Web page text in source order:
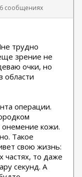
сообщениях
трудно
зрение не
очки, но
области
операции.
онемение кожи.
Такое
свою жизнь:
частях, то даже
секунд. А